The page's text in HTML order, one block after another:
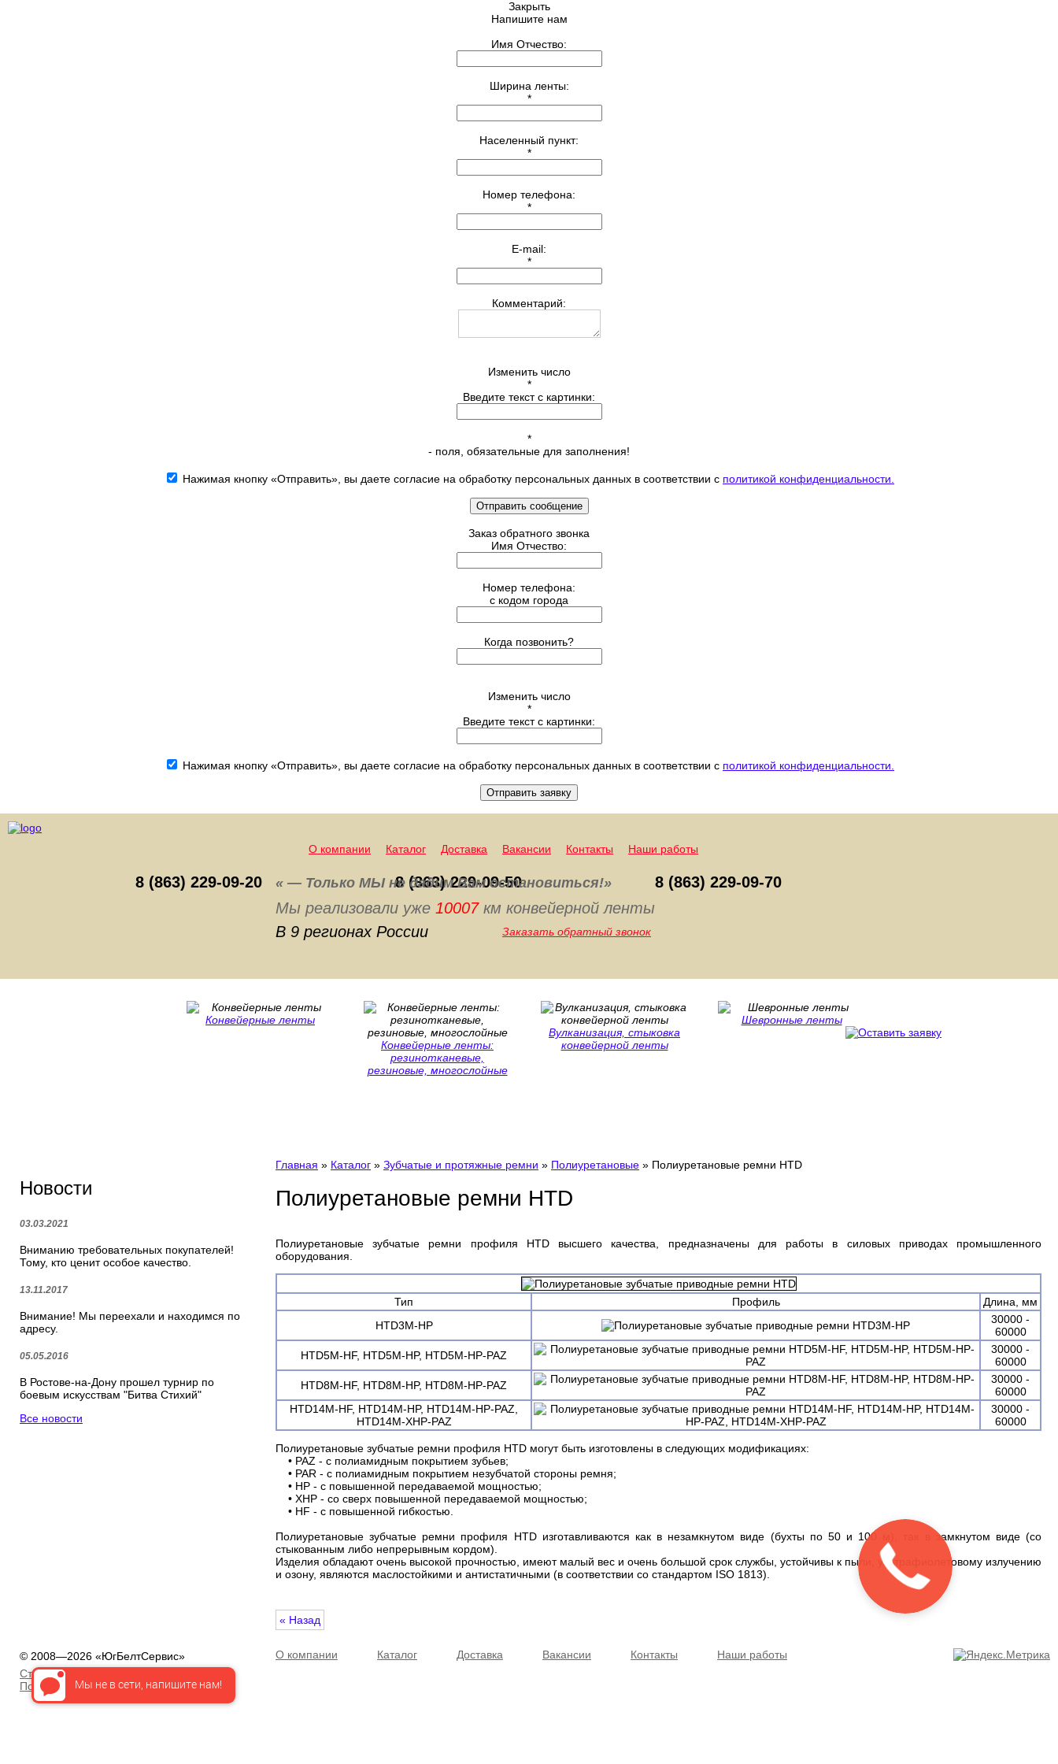
Закрыть
Напишите нам
Имя Отчество:
Ширина ленты:
*
Населенный пункт:
*
Номер телефона:
*
E-mail:
*
Комментарий:
Изменить число
*
Введите текст с картинки:
*
- поля, обязательные для заполнения!
Нажимая кнопку «Отправить», вы даете согласие на обработку персональных данных в соответствии с политикой конфиденциальности.
Отправить сообщение
Заказ обратного звонка
Имя Отчество:
Номер телефона:
с кодом города
Когда позвонить?
Изменить число
*
Введите текст с картинки:
Нажимая кнопку «Отправить», вы даете согласие на обработку персональных данных в соответствии с политикой конфиденциальности.
Отправить заявку
О компании Каталог Доставка Вакансии Контакты Наши работы
« — Только МЫ не дадим Вам остановиться!»
Мы реализовали уже 10007км конвейерной ленты
В 9 регионах России
Заказать обратный звонок
8 (863) 229-09-20 8 (863) 229-09-50 8 (863) 229-09-70
Конвейерные ленты
Конвейерные ленты:
резинотканевые,
резиновые, многослойные
Вулканизация, стыковка
конвейерной ленты
Шевронные ленты
Новости
03.03.2021
Вниманию требовательных покупателей!
Тому, кто ценит особое качество.
13.11.2017
Внимание! Мы переехали и находимся по
адресу.
05.05.2016
В Ростове-на-Дону прошел турнир по
боевым искусствам "Битва Стихий"
Все новости
Главная » Каталог » Зубчатые и протяжные ремни » Полиуретановые » Полиуретановые ремни HTD
Полиуретановые ремни HTD
Полиуретановые зубчатые ремни профиля HTD высшего качества, предназначены для работы в силовых приводах промышленного
оборудования.
Тип Профиль
Длина, мм
HTD3M-HP
30000 -
60000
HTD5M-HF, HTD5M-HP, HTD5M-HP-PAZ
30000 -
60000
HTD8M-HF, HTD8M-HP, HTD8M-HP-PAZ
30000 -
60000
HTD14M-HF, HTD14M-HP, HTD14M-HP-PAZ,
HTD14M-XHP-PAZ
30000 -
60000
Полиуретановые зубчатые ремни профиля HTD могут быть изготовлены в следующих модификациях:
• PAZ - с полиамидным покрытием зубьев;
• PAR - с полиамидным покрытием незубчатой стороны ремня;
• HP - с повышенной передаваемой мощностью;
• XHP - со сверх повышенной передаваемой мощностью;
• HF - с повышенной гибкостью.
Полиуретановые зубчатые ремни профиля HTD изготавливаются как в незамкнутом виде (бухты по 50 и 100 м), так в замкнутом виде (со
стыкованным либо непрерывным кордом).
Изделия обладают очень высокой прочностью, имеют малый вес и очень большой срок службы, устойчивы к пыли, ультрафиолетовому излучению
и озону, являются маслостойкими и антистатичными (в соответствии со стандартом ISO 1813).
« Назад
О компании Каталог Доставка Вакансии Контакты Наши работы
© 2008—2026 «ЮгБелтСервис»
Статьи
Политика конфиденциальности
Мы не в сети, напишите нам!